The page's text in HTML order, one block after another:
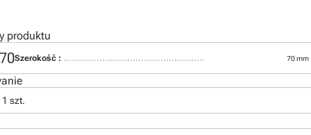
produktu
Szerokość : 70 mm
szt.